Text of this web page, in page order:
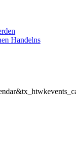
Handelns